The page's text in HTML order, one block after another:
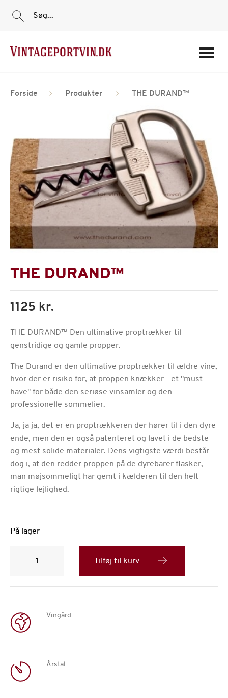
Tilbud
Film
Portvinshuse
Om os
Min Konto
Login
Søg...
Forside Produkter THE DURAND™
THE DURAND™
1125 kr.
THE DURAND™ Den ultimative proptrækker til
genstridige og gamle propper.
The Durand er den ultimative proptrækker til ældre vine,
hvor der er risiko for, at proppen knækker - et "must
have" for både den seriøse vinsamler og den
professionelle sommelier.
Ja, ja ja, det er en proptrækkeren der hører til i den dyre
ende, men den er også patenteret og lavet i de bedste
og mest solide materialer. Dens vigtigste værdi består
dog i, at den redder proppen på de dyrebarer flasker,
man møjsommeligt har gemt i kælderen til den helt
rigtige lejlighed.
På lager
DURAND™
Tilføj til kurv
Vingård
Årstal